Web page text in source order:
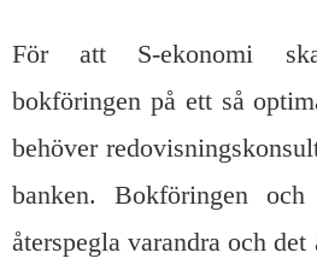
För att S-ekonomi
bokföringen på ett så
behöver
banken. Bokföringen
återspegla varandra och